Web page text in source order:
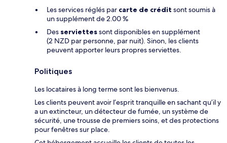
Les services réglés par carte de crédit sont soumis à
un supplément de 2.00 %
Des serviettessont disponibles en supplément
(2 NZD par personne, par nuit). Sinon, les clients
peuvent apporter leurs propres serviettes.
Politiques
Les locataires à long terme sont les bienvenus.
Les clients peuvent avoir l’esprit tranquille en sachant qu’il y
a un extincteur, un détecteur de fumée, un système de
sécurité, une trousse de premiers soins, et des protections
pour fenêtres sur place.